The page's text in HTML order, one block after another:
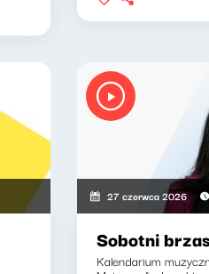
27 czerwca 2026
Sobotni
Kalendarium